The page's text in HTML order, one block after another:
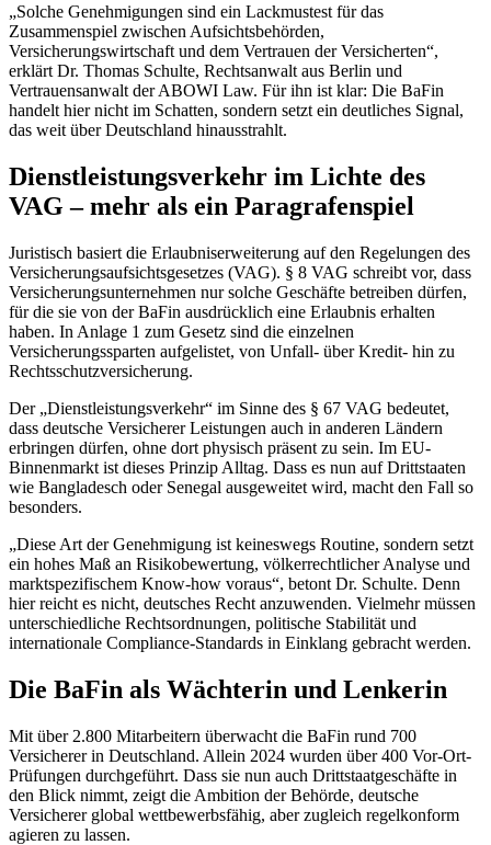
„Solche Genehmigungen sind ein Lackmustest für das
Zusammenspiel zwischen Aufsichtsbehörden,
Versicherungswirtschaft und dem Vertrauen der Versicherten“,
erklärt Dr. Thomas Schulte, Rechtsanwalt aus Berlin und
Vertrauensanwalt der ABOWI Law. Für ihn ist klar: Die BaFin
handelt hier nicht im Schatten, sondern setzt ein deutliches Signal,
das weit über Deutschland hinausstrahlt.
Dienstleistungsverkehr im Lichte des
VAG – mehr als ein Paragrafenspiel
Juristisch basiert die Erlaubniserweiterung auf den Regelungen des
Versicherungsaufsichtsgesetzes (VAG). § 8 VAG schreibt vor, dass
Versicherungsunternehmen nur solche Geschäfte betreiben dürfen,
für die sie von der BaFin ausdrücklich eine Erlaubnis erhalten
haben. In Anlage 1 zum Gesetz sind die einzelnen
Versicherungssparten aufgelistet, von Unfall- über Kredit- hin zu
Rechtsschutzversicherung.
Der „Dienstleistungsverkehr“ im Sinne des § 67 VAG bedeutet,
dass deutsche Versicherer Leistungen auch in anderen Ländern
erbringen dürfen, ohne dort physisch präsent zu sein. Im EU-
Binnenmarkt ist dieses Prinzip Alltag. Dass es nun auf Drittstaaten
wie Bangladesch oder Senegal ausgeweitet wird, macht den Fall so
besonders.
„Diese Art der Genehmigung ist keineswegs Routine, sondern setzt
ein hohes Maß an Risikobewertung, völkerrechtlicher Analyse und
marktspezifischem Know-how voraus“, betont Dr. Schulte. Denn
hier reicht es nicht, deutsches Recht anzuwenden. Vielmehr müssen
unterschiedliche Rechtsordnungen, politische Stabilität und
internationale Compliance-Standards in Einklang gebracht werden.
Die BaFin als Wächterin und Lenkerin
Mit über 2.800 Mitarbeitern überwacht die BaFin rund 700
Versicherer in Deutschland. Allein 2024 wurden über 400 Vor-Ort-
Prüfungen durchgeführt. Dass sie nun auch Drittstaatgeschäfte in
den Blick nimmt, zeigt die Ambition der Behörde, deutsche
Versicherer global wettbewerbsfähig, aber zugleich regelkonform
agieren zu lassen.